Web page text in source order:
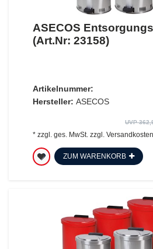
ASECOS
(Art.Nr: 23158)
Artikelnummer:
Hersteller: ASECOS
UVP
* zzgl. ges. MwSt.zzgl. Versandkosten
ZUM WARENKORB